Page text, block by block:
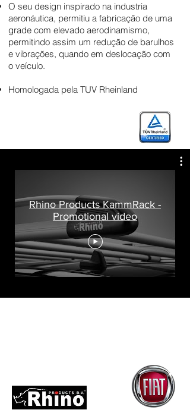
O seu design inspirado na industria
aeronáutica, permitiu a fabricação de uma
grade com elevado aerodinamismo,
permitindo assim um redução de barulhos
e vibrações, quando em deslocação com
o veículo.
Homologada pela TUV Rheinland
Rhino Products KammRack -
Promotional video